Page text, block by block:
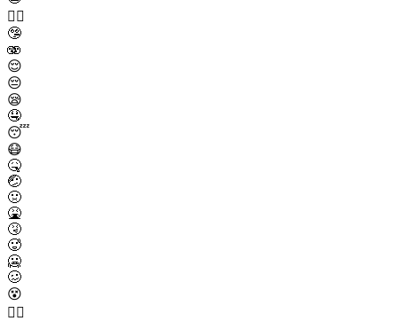
😮‍💨
🤥
🫨
😌
😔
😪
🤤
😴
😷
🤒
🤕
🤢
🤮
🤧
🥵
🥶
🥴
😵
😵‍💫